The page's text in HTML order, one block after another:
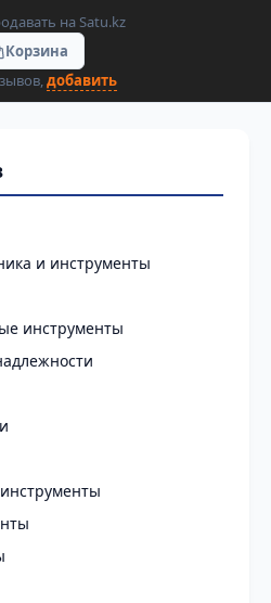
на Satu.kz
Корзина
добавить
и инструменты
инструменты